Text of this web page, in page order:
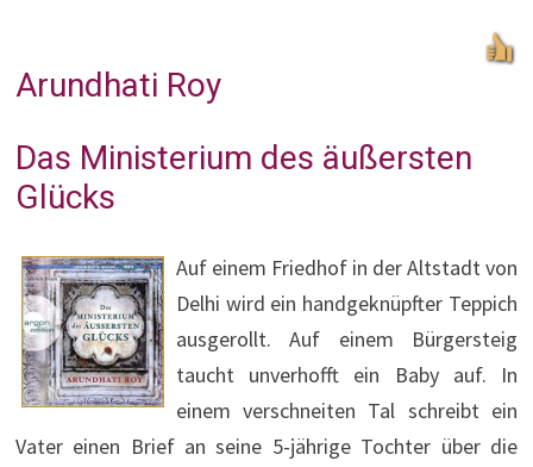
Arundhati Roy
Das Ministerium des äußersten
Glücks
Auf einem Friedhof in der Altstadt von
Delhi wird ein handgeknüpfter Teppich
ausgerollt. Auf einem Bürgersteig
taucht unverhofft ein Baby auf. In
einem verschneiten Tal schreibt ein
Vater einen Brief an seine 5-jährige Tochter über die